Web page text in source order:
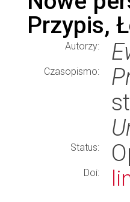
Przypis,
Autorzy:
Czasopismo:
Status:
Doi: